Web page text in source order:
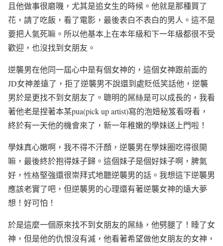
且他做事很磨嘰，尤其是追女生的時候。他就是那種買了
花，請了吃飯，看了電影，最後表白不表白的男人。這不是
要把人氣死嘛。所以他基本上在本年級和下一年級都很不受
歡迎，也沒找到女朋友。
逆襲男在他同一屆心中是有個女神的，這個女神跟前面的
JD女神差遠了，拒了逆襲男不說還到處貶低笑話他，逆襲
男於是更找不到女朋友了。聰明的屌絲是可以成長的，我看
著他老是捏著本某pua(pick up artist)寫的泡妞秘笈看呀看，
終於有一天他的機會來了，新一年稚嫩的學妹送上門啦！
學妹真心嫩啊，我不得不汗顏，逆襲男在學妹圈吃得很開
嘛，最後終於抱得妹子歸。這個妹子是個好妹子啊，脾氣
好，性格堅強還很崇拜式地聽逆襲男的話。我想這下逆襲男
應該老實了吧，但逆襲男的心理還有著逆襲女神的遠大夢
想！好可怕！
於是這麼一個原來找不到女朋友的屌絲，他劈腿了！睡了女
神，但是他的仇恨沒有滅，他看著希望做他女朋友的女神，